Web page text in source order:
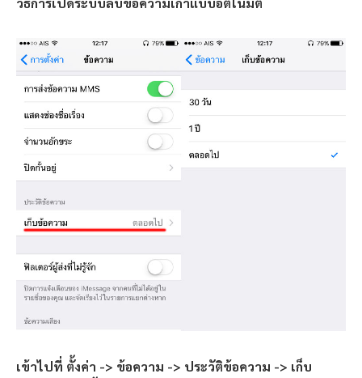
เข้าไปที่ ตั้งค่า -> ข้อความ -> ประวัติข้อความ -> เก็บ